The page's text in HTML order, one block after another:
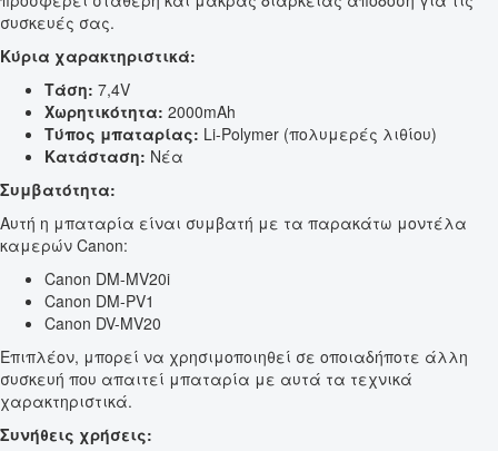
συσκευές σας.
Κύρια χαρακτηριστικά:
Τάση: 7,4V
Χωρητικότητα: 2000mAh
Τύπος μπαταρίας: Li-Polymer (πολυμερές λιθίου)
Κατάσταση: Νέα
Συμβατότητα:
Αυτή η μπαταρία είναι συμβατή με τα παρακάτω μοντέλα
καμερών Canon:
Canon DM-MV20i
Canon DM-PV1
Canon DV-MV20
Επιπλέον, μπορεί να χρησιμοποιηθεί σε οποιαδήποτε άλλη
συσκευή που απαιτεί μπαταρία με αυτά τα τεχνικά
χαρακτηριστικά.
Συνήθεις χρήσεις: